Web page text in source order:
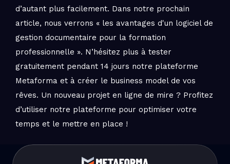
d’autant plus facilement. Dans notre prochain
article, nous verrons « les avantages d'un logiciel de
gestion documentaire pour la formation
professionnelle ». N’hésitez plus à tester
gratuitement pendant 14 jours notre plateforme
Metaforma et à créer le business model de vos
rêves. Un nouveau projet en ligne de mire ? Profitez
d’utiliser notre plateforme pour optimiser votre
temps et le mettre en place !